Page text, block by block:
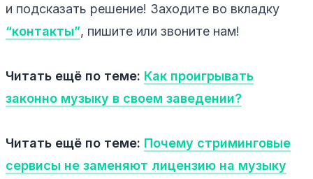
и подсказать решение! Заходите во вкладку
“контакты”, пишите или звоните нам!
Читать ещё по теме: Как проигрывать
законно музыку в своем заведении?
Читать ещё по теме: Почему стриминговые
сервисы не заменяют лицензию на музыку